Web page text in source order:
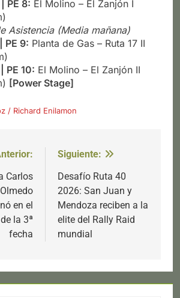
PE 8: El Molino – El Zanjón I
Asistencia (Media mañana)
PE 9: Planta de Gas – Ruta 17 II
PE 10: El Molino – El Zanjón II
[Power Stage]
/ Richard Enilamon
Carlos
en el
la 3ª
fecha
Siguiente:
Desafío Ruta 40
2026: San Juan y
Mendoza reciben a la
elite del Rally Raid
mundial